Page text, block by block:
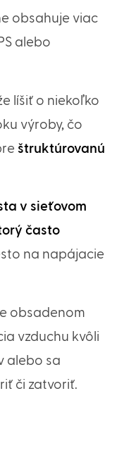
obsahuje viac
alebo
líšiť o niekoľko
výroby, čo
štruktúrovanú
v sieťovom
často
na napájacie
obsadenom
vzduchu kvôli
alebo sa
či zatvoriť.